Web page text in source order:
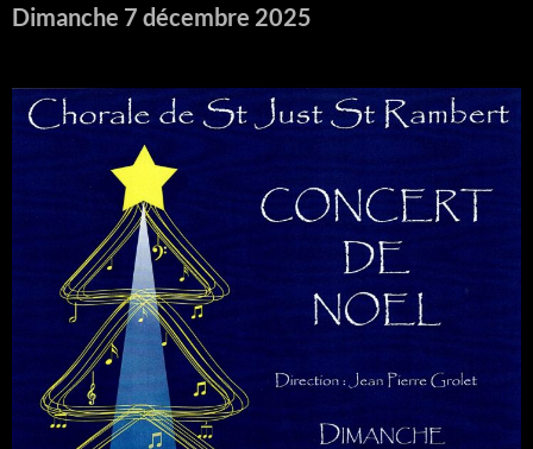
Dimanche 7 décembre 2025